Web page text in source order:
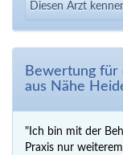
Diesen Arzt
Bewertung für
aus Nähe
"Ich bin mit der
Praxis nur